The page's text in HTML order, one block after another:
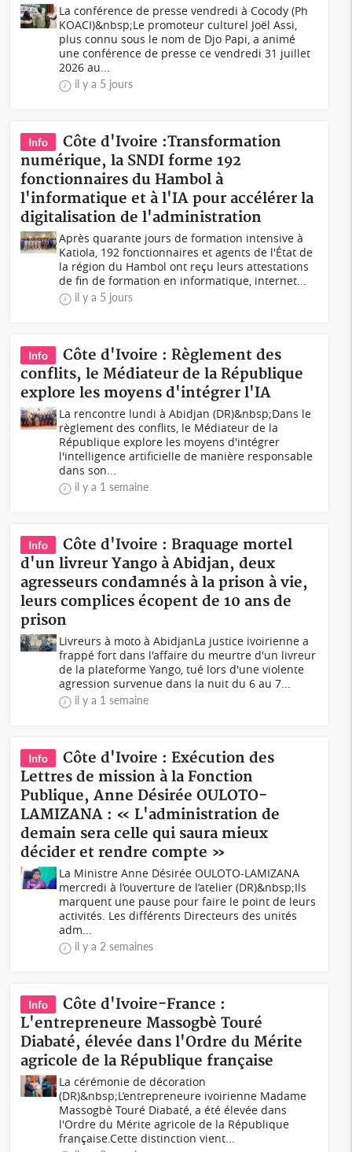
La conférence de presse vendredi à Cocody (Ph
KOACI)&nbsp;Le promoteur culturel Joël Assi,
plus connu sous le nom de Djo Papi, a animé
une conférence de presse ce vendredi 31 juillet
2026 au...
il y a 5 jours
Info
Côte d'Ivoire :Transformation
numérique, la SNDI forme 192
fonctionnaires du Hambol à
l'informatique et à l'IA pour accélérer la
digitalisation de l'administration
Après quarante jours de formation intensive à
Katiola, 192 fonctionnaires et agents de l'État de
la région du Hambol ont reçu leurs attestations
de fin de formation en informatique, internet...
il y a 5 jours
Info
Côte d'Ivoire : Règlement des
conflits, le Médiateur de la République
explore les moyens d'intégrer l'IA
La rencontre lundi à Abidjan (DR)&nbsp;Dans le
règlement des conflits, le Médiateur de la
République explore les moyens d'intégrer
l'intelligence artificielle de manière responsable
dans son...
il y a 1 semaine
Info
Côte d'Ivoire : Braquage mortel
d'un livreur Yango à Abidjan, deux
agresseurs condamnés à la prison à vie,
leurs complices écopent de 10 ans de
prison
Livreurs à moto à AbidjanLa justice ivoirienne a
frappé fort dans l'affaire du meurtre d'un livreur
de la plateforme Yango, tué lors d'une violente
agression survenue dans la nuit du 6 au 7...
il y a 1 semaine
Info
Côte d'Ivoire : Exécution des
Lettres de mission à la Fonction
Publique, Anne Désirée OULOTO-
LAMIZANA : « L'administration de
demain sera celle qui saura mieux
décider et rendre compte »
La Ministre Anne Désirée OULOTO-LAMIZANA
mercredi à l’ouverture de l’atelier (DR)&nbsp;Ils
marquent une pause pour faire le point de leurs
activités. Les différents Directeurs des unités
adm...
il y a 2 semaines
Info
Côte d'Ivoire-France :
L'entrepreneure Massogbè Touré
Diabaté, élevée dans l'Ordre du Mérite
agricole de la République française
La cérémonie de décoration
(DR)&nbsp;L’entrepreneure ivoirienne Madame
Massogbè Touré Diabaté, a été élevée dans
l'Ordre du Mérite agricole de la République
française.Cette distinction vient...